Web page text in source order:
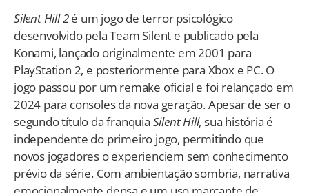
Silent Hill 2é um jogo de terror psicológico
desenvolvido pela Team Silent e publicado pela
Konami, lançado originalmente em 2001 para
PlayStation 2, e posteriormente para Xbox e PC. O
jogo passou por um remake oficial e foi relançado em
2024 para consoles da nova geração. Apesar de ser o
segundo título da franquia Silent Hill, sua história é
independente do primeiro jogo, permitindo que
novos jogadores o experienciem sem conhecimento
prévio da série. Com ambientação sombria, narrativa